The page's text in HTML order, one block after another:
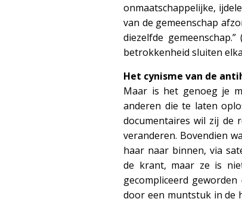
onmaatschappelijke,
van de gemeenschap
diezelfde gemeenschap.”
betrokkenheid sluiten
Het cynisme van de
Maar is het genoeg je
anderen die te laten
documentaires wil zij de
veranderen. Bovendien
haar naar binnen, via
de krant, maar ze is
gecompliceerd
door een muntstuk in de